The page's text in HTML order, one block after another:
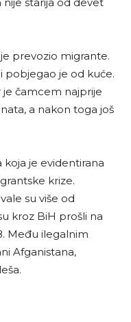
prevozio migrante.
pobjegao je od kuće.
je čamcem najprije
a nakon toga još
koja je evidentirana
krize.
su više od
kroz BiH prošli na
Među ilegalnim
Afganistana,